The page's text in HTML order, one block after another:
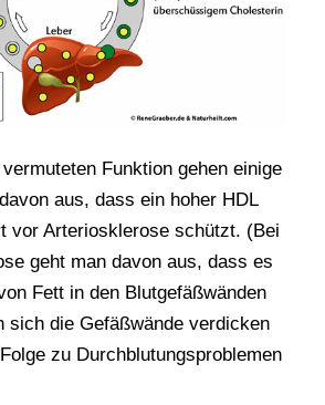
Funktion gehen einige
aus, dass ein hoher HDL
vor Arteriosklerose schützt. (Bei
geht man davon aus, dass es
Fett in den Blutgefäßwänden
sich die Gefäßwände verdicken
zu Durchblutungsproblemen